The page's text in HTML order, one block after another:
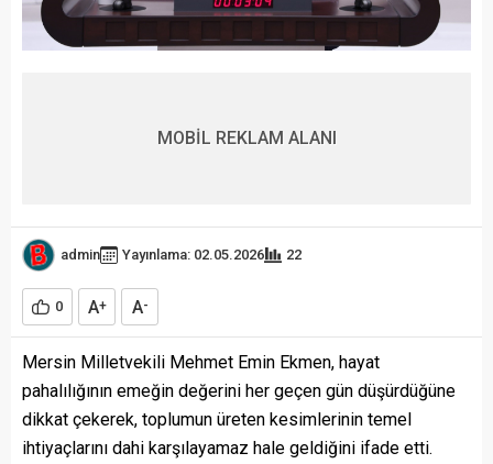
MOBİL REKLAM ALANI
admin Yayınlama: 02.05.2026 22
0 A+ A-
Mersin Milletvekili Mehmet Emin Ekmen, hayat
pahalılığının emeğin değerini her geçen gün düşürdüğüne
dikkat çekerek, toplumun üreten kesimlerinin temel
ihtiyaçlarını dahi karşılayamaz hale geldiğini ifade etti.